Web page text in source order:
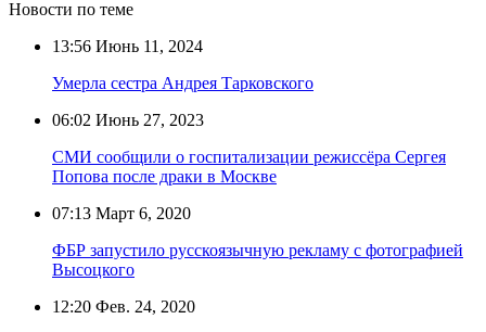
Новости по теме
13:56 Июнь 11, 2024
Умерла сестра Андрея Тарковского
06:02 Июнь 27, 2023
СМИ сообщили о госпитализации режиссёра Сергея
Попова после драки в Москве
07:13 Март 6, 2020
ФБР запустило русскоязычную рекламу с фотографией
Высоцкого
12:20 Фев. 24, 2020